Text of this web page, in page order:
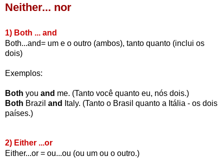
Neither... nor
1) Both ... and
Both...and= um e o outro (ambos), tanto quanto (inclui os
dois)
Exemplos:
Both you and me. (Tanto você quanto eu, nós dois.)
Both Brazil and
Italy. (Tanto o Brasil quanto a Itália - os dois
países.)
2) Either ...or
Either...or = ou...ou (ou um ou o outro.)